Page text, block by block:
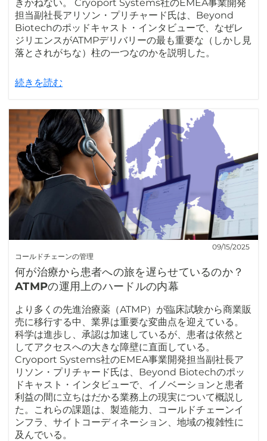
きかねない。 Cryoport Systems社のEMEA事業開発
担当副社長アリソン・プリチャード氏は、Beyond
Biotechのポッドキャスト・インタビューで、なぜレ
ジリエンスがATMPデリバリーの最も重要な（しかし見
落とされがちな）柱の一つなのかを説明した。
続きを読む
コールドチェーンの管理
09/15/2025
何が治療から患者への旅を遅らせているのか？
ATMPの運用上のハードルの内幕
より多くの先進治療薬（ATMP）が臨床試験から商業販
売に移行する中、業界は重要な変曲点を迎えている。
科学は進歩し、承認は加速しているが、患者は依然と
してアクセスへの大きな障壁に直面している。
Cryoport Systems社のEMEA事業開発担当副社長ア
リソン・プリチャード氏は、Beyond Biotechのポッ
ドキャスト・インタビューで、イノベーションと患者
利益の間に立ちはだかる業務上の現実について概説し
た。これらの課題は、製造能力、コールドチェーンイ
ンフラ、サイトコーディネーション、地域の複雑性に
及んでいる。